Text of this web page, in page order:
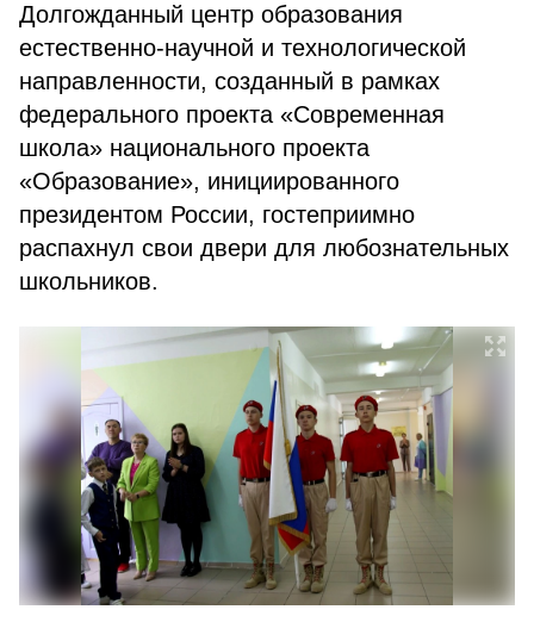
Долгожданный центр образования
естественно-научной и технологической
направленности, созданный в рамках
федерального проекта «Современная
школа» национального проекта
«Образование», инициированного
президентом России, гостеприимно
распахнул свои двери для любознательных
школьников.